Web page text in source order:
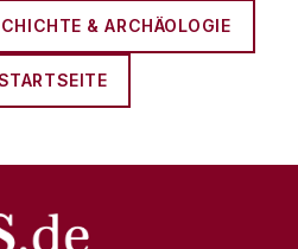
& ARCHÄOLOGIE